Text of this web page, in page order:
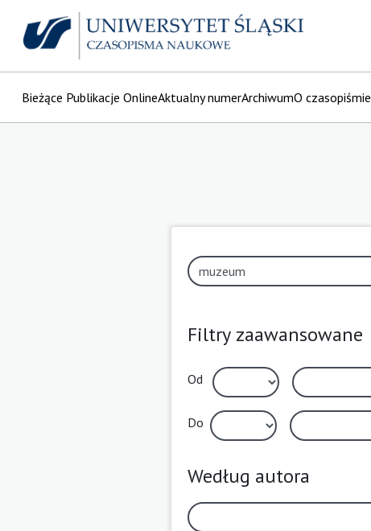
Bieżące Publikacje OnlineAktualny numerArchiwumO czasopiśmie
Filtry zaawansowane
Od
Do
Według autora